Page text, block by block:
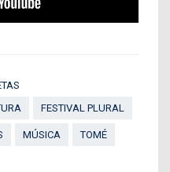
FESTIVAL PLURAL
MÚSICA TOMÉ